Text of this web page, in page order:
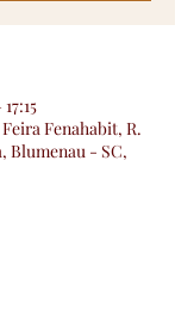
Fenahabit, R.
Blumenau - SC,